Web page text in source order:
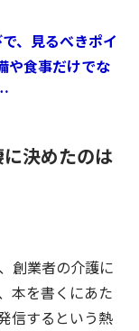
、見るべきポイ
や食事だけでな
決めたのは
創業者の介護に
本を書くにあた
信するという熱